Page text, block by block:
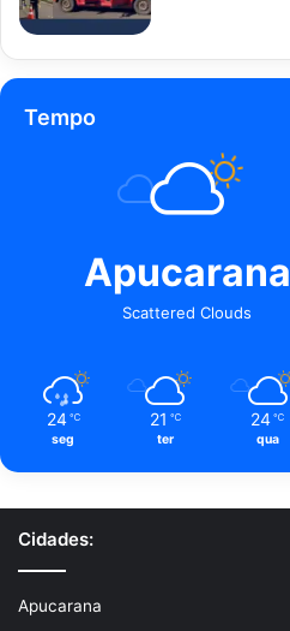
Tempo
Apucarana
Scattered Clouds
24 ℃
seg
21 ℃
ter
24 ℃
qua
Cidades:
Apucarana